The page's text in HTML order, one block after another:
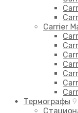
Carrier
Термографы 9